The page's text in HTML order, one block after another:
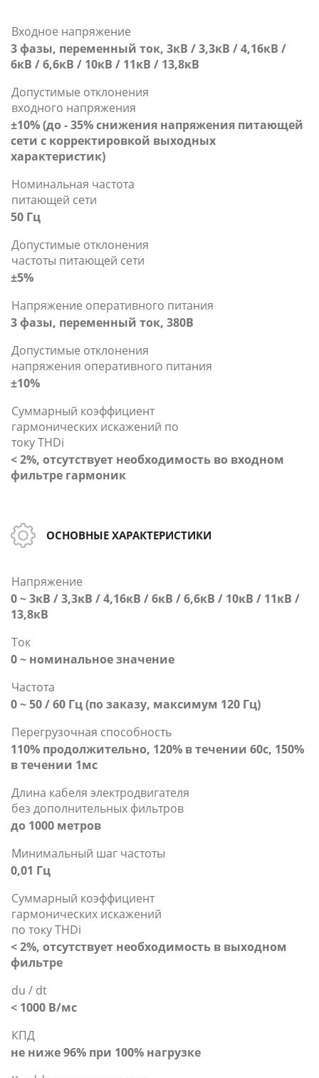
Входное напряжение
3 фазы, переменный ток, 3кВ / 3,3кВ / 4,16кВ /
6кВ / 6,6кВ / 10кВ / 11кВ / 13,8кВ
Допустимые отклонения
входного напряжения
±10% (до - 35% снижения напряжения питающей
сети с корректировкой выходных
характеристик)
Номинальная частота
питающей сети
50 Гц
Допустимые отклонения
частоты питающей сети
±5%
Напряжение оперативного питания
3 фазы, переменный ток, 380В
Допустимые отклонения
напряжения оперативного питания
±10%
Суммарный коэффициент
гармонических искажений по
токy THDi
< 2%, отсутствует необходимость во входном
фильтре гармоник
ОСНОВНЫЕ ХАРАКТЕРИСТИКИ
Напряжение
0 ~ 3кВ / 3,3кВ / 4,16кВ / 6кВ / 6,6кВ / 10кВ / 11кВ /
13,8кВ
Ток
0 ~ номинальное значение
Частота
0 ~ 50 / 60 Гц (по заказу, максимум 120 Гц)
Перегрузочная способность
110% продолжительно, 120% в течении 60с, 150%
в течении 1мс
Длина кабеля электродвигателя
без дополнительных фильтров
до 1000 метров
Минимальный шаг частоты
0,01 Гц
Суммарный коэффициент
гармонических искажений
по току THDi
< 2%, отсутствует необходимость в выходном
фильтре
du / dt
< 1000 В/мс
КПД
не ниже 96% при 100% нагрузке